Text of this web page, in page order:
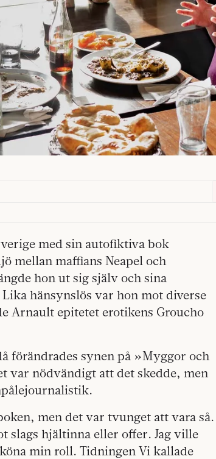
med sin autofiktiva bok
mellan maffians Neapel och
hon ut sig själv och sina
hänsynslös var hon mot diverse
Arnault epitetet erotikens Groucho
förändrades synen på »Myggor och
var nödvändigt att det skedde, men
men det var tvunget att vara så.
slags hjältinna eller offer. Jag ville
min roll. Tidningen Vi kallade